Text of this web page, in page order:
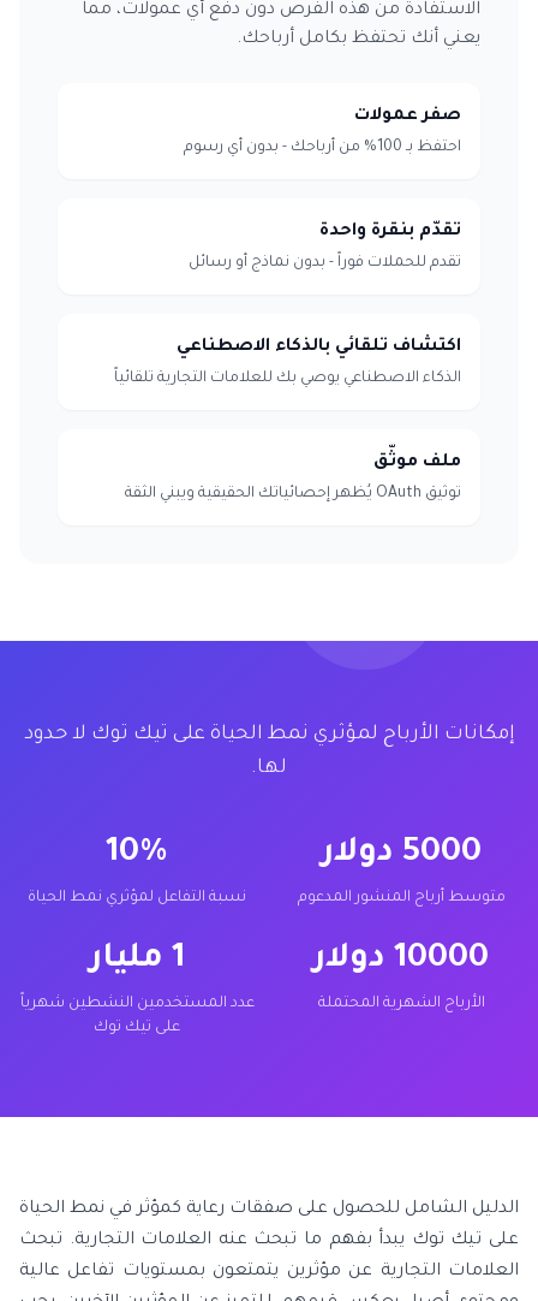
الاستفادة من هذه الفرص دون دفع أي عمولات، مما
يعني أنك تحتفظ بكامل أرباحك.
صفر عمولات
احتفظ بـ 100% من أرباحك - بدون أي رسوم
تقدّم بنقرة واحدة
تقدم للحملات فوراً - بدون نماذج أو رسائل
اكتشاف تلقائي بالذكاء الاصطناعي
الذكاء الاصطناعي يوصي بك للعلامات التجارية تلقائياً
ملف موثّق
توثيق OAuth يُظهر إحصائياتك الحقيقية ويبني الثقة
إمكانات الأرباح لمؤثري نمط الحياة على تيك توك لا حدود
لها.
5000 دولار
متوسط أرباح المنشور المدعوم
10%
نسبة التفاعل لمؤثري نمط الحياة
10000 دولار
الأرباح الشهرية المحتملة
1 مليار
عدد المستخدمين النشطين شهرياً
على تيك توك
الدليل الشامل للحصول على صفقات رعاية كمؤثر في نمط الحياة
على تيك توك يبدأ بفهم ما تبحث عنه العلامات التجارية. تبحث
العلامات التجارية عن مؤثرين يتمتعون بمستويات تفاعل عالية